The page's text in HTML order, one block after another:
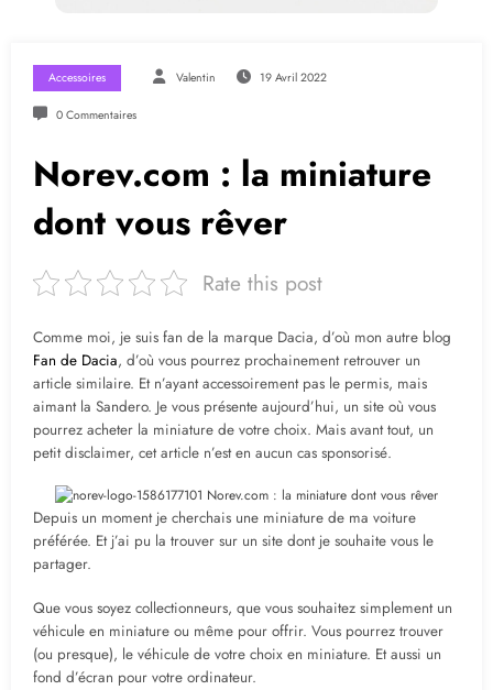
Accessoires Valentin 19 Avril 2022
0 Commentaires
Norev.com : la miniature
dont vous rêver
Rate this post
Comme moi, je suis fan de la marque Dacia, d’où mon autre blog
Fan de Dacia, d’où vous pourrez prochainement retrouver un
article similaire. Et n’ayant accessoirement pas le permis, mais
aimant la Sandero. Je vous présente aujourd’hui, un site où vous
pourrez acheter la miniature de votre choix. Mais avant tout, un
petit disclaimer, cet article n’est en aucun cas sponsorisé.
Depuis un moment je cherchais une miniature de ma voiture
préférée. Et j’ai pu la trouver sur un site dont je souhaite vous le
partager.
Que vous soyez collectionneurs, que vous souhaitez simplement un
véhicule en miniature ou même pour offrir. Vous pourrez trouver
(ou presque), le véhicule de votre choix en miniature. Et aussi un
fond d’écran pour votre ordinateur.